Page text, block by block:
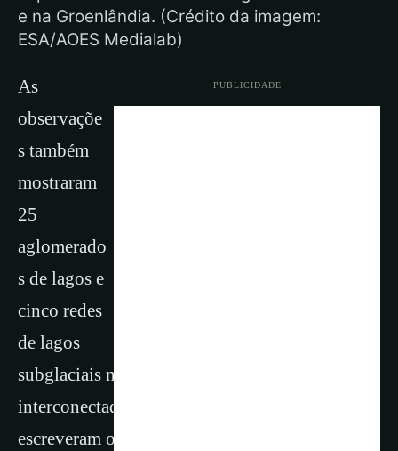
e na Groenlândia. (Crédito da imagem:
ESA/AOES Medialab)
PUBLICIDADE
As
observaçõe
s também
mostraram
25
aglomerado
s de lagos e
cinco redes
de lagos
subglaciais nunca antes vistas, com ciclos
interconectados de drenagem e reabastecimento,
escreveram os pesquisadores no estudo.